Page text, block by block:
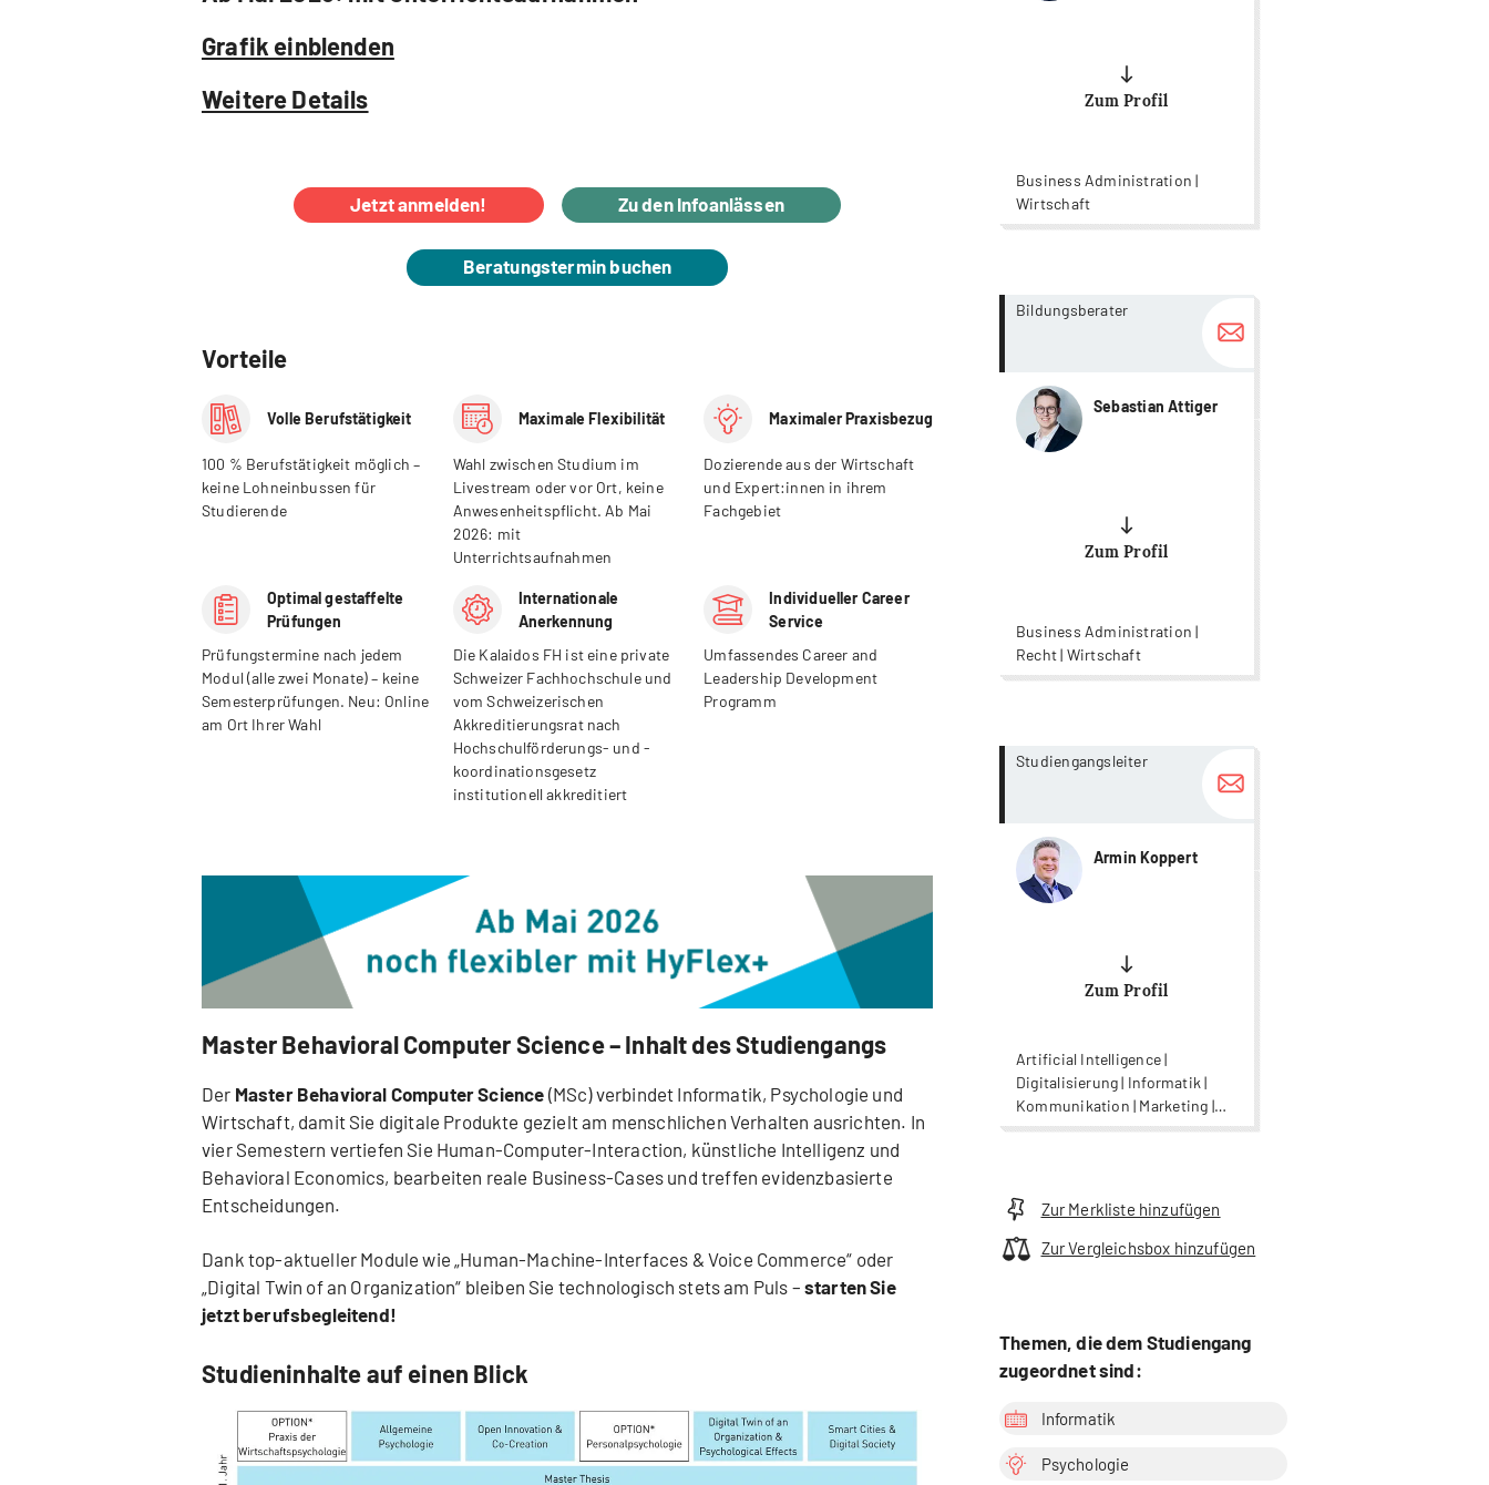
Grafik einblenden
Weitere Details
Jetzt anmelden! Zu den Infoanlässen
Beratungstermin buchen
Vorteile
Volle Berufstätigkeit
100 % Berufstätigkeit möglich –
keine Lohneinbussen für
Studierende
Maximale Flexibilität
Wahl zwischen Studium im
Livestream oder vor Ort, keine
Anwesenheitspflicht. Ab Mai
2026: mit
Unterrichtsaufnahmen
Maximaler Praxisbezug
Dozierende aus der Wirtschaft
und Expert:innen in ihrem
Fachgebiet
Optimal gestaffelte
Prüfungen
Prüfungstermine nach jedem
Modul (alle zwei Monate) – keine
Semesterprüfungen. Neu: Online
am Ort Ihrer Wahl
Internationale
Anerkennung
Die Kalaidos FH ist eine private
Schweizer Fachhochschule und
vom Schweizerischen
Akkreditierungsrat nach
Hochschulförderungs- und -
koordinationsgesetz
institutionell akkreditiert
Individueller Career
Service
Umfassendes Career and
Leadership Development
Programm
Master Behavioral Computer Science – Inhalt des Studiengangs
Der Master Behavioral Computer Science (MSc) verbindet Informatik, Psychologie und
Wirtschaft, damit Sie digitale Produkte gezielt am menschlichen Verhalten ausrichten. In
vier Semestern vertiefen Sie Human-Computer-Interaction, künstliche Intelligenz und
Behavioral Economics, bearbeiten reale Business-Cases und treffen evidenzbasierte
Entscheidungen.
Dank top-aktueller Module wie „Human-Machine-Interfaces & Voice Commerce“ oder
„Digital Twin of an Organization“ bleiben Sie technologisch stets am Puls – starten Sie
jetzt berufsbegleitend!
Studieninhalte auf einen Blick
Zum Profil
Business Administration |
Wirtschaft
Bildungsberater
Sebastian Attiger
Zum Profil
Business Administration |
Recht | Wirtschaft
more...
more...
Studiengangsleiter
Armin Koppert
Zum Profil
Artificial Intelligence |
Digitalisierung | Informatik |
Kommunikation | Marketing |
Supply Chain Management |
more...
more...
Zur Merkliste hinzufügen
Zur Vergleichsbox hinzufügen
Themen, die dem Studiengang
zugeordnet sind:
Informatik
Psychologie